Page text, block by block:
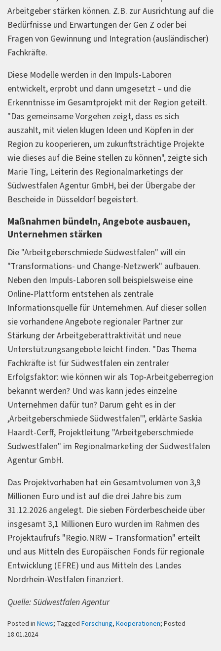
Arbeitgeber stärken können. Z.B. zur Ausrichtung auf die
Bedürfnisse und Erwartungen der Gen Z oder bei
Fragen von Gewinnung und Integration (ausländischer)
Fachkräfte.
Diese Modelle werden in den Impuls-Laboren
entwickelt, erprobt und dann umgesetzt – und die
Erkenntnisse im Gesamtprojekt mit der Region geteilt.
"Das gemeinsame Vorgehen zeigt, dass es sich
auszahlt, mit vielen klugen Ideen und Köpfen in der
Region zu kooperieren, um zukunftsträchtige Projekte
wie dieses auf die Beine stellen zu können", zeigte sich
Marie Ting, Leiterin des Regionalmarketings der
Südwestfalen Agentur GmbH, bei der Übergabe der
Bescheide in Düsseldorf begeistert.
Maßnahmen bündeln, Angebote ausbauen,
Unternehmen stärken
Die "Arbeitgeberschmiede Südwestfalen" will ein
"Transformations- und Change-Netzwerk" aufbauen.
Neben den Impuls-Laboren soll beispielsweise eine
Online-Plattform entstehen als zentrale
Informationsquelle für Unternehmen. Auf dieser sollen
sie vorhandene Angebote regionaler Partner zur
Stärkung der Arbeitgeberattraktivität und neue
Unterstützungsangebote leicht finden. "Das Thema
Fachkräfte ist für Südwestfalen ein zentraler
Erfolgsfaktor: wie können wir als Top-Arbeitgeberregion
bekannt werden? Und was kann jedes einzelne
Unternehmen dafür tun? Darum geht es in der
,Arbeitgeberschmiede Südwestfalen'", erklärte Saskia
Haardt-Cerff, Projektleitung "Arbeitgeberschmiede
Südwestfalen" im Regionalmarketing der Südwestfalen
Agentur GmbH.
Das Projektvorhaben hat ein Gesamtvolumen von 3,9
Millionen Euro und ist auf die drei Jahre bis zum
31.12.2026 angelegt. Die sieben Förderbescheide über
insgesamt 3,1 Millionen Euro wurden im Rahmen des
Projektaufrufs "Regio.NRW – Transformation" erteilt
und aus Mitteln des Europäischen Fonds für regionale
Entwicklung (EFRE) und aus Mitteln des Landes
Nordrhein-Westfalen finanziert.
Quelle: Südwestfalen Agentur
Posted in News; Tagged Forschung, Kooperationen; Posted
18.01.2024